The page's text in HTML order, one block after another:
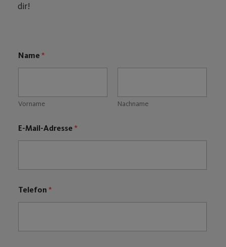
dir!
Name *
Vorname Nachname
E-Mail-Adresse *
Telefon *